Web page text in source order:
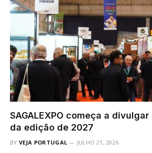
SAGALEXPO começa a
da edição de 2027
BY VEJA PORTUGAL JULHO 21, 2026